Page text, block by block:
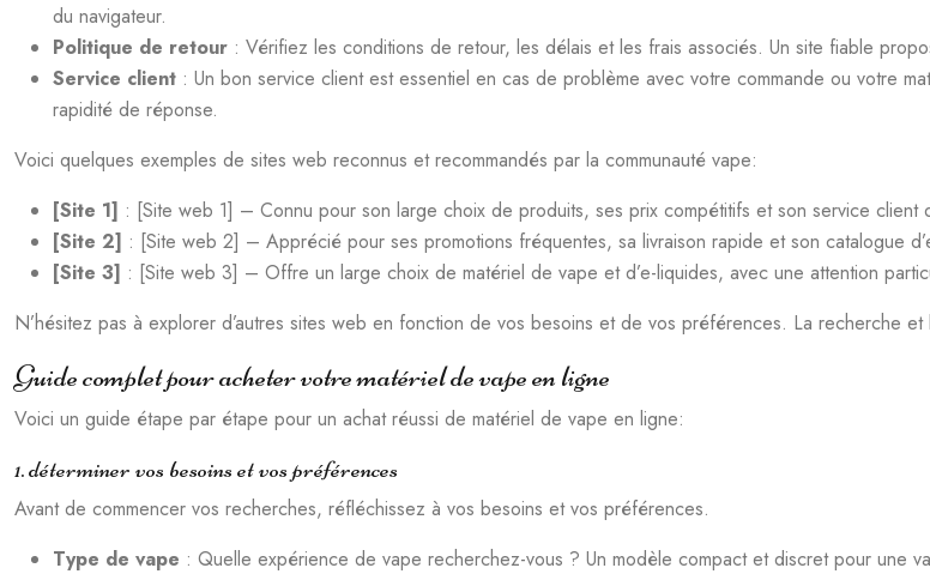
du navigateur.
Politique de retour : Vérifiez les conditions de retour, les délais et les frais associés. Un site fiable
Service client : Un bon service client est essentiel en cas de problème avec votre commande ou votre
rapidité de réponse.
Voici quelques exemples de sites web reconnus et recommandés par la communauté vape:
[Site 1] : [Site web 1] – Connu pour son large choix de produits, ses prix compétitifs et son service client
[Site 2] : [Site web 2] – Apprécié pour ses promotions fréquentes, sa livraison rapide et son catalogue
[Site 3] : [Site web 3] – Offre un large choix de matériel de vape et d’e-liquides, avec une attention
N’hésitez pas à explorer d’autres sites web en fonction de vos besoins et de vos préférences. La recherche
Guide complet pour acheter votre matériel de vape en ligne
Voici un guide étape par étape pour un achat réussi de matériel de vape en ligne:
1. déterminer vos besoins et vos préférences
Avant de commencer vos recherches, réfléchissez à vos besoins et vos préférences.
Type de vape : Quelle expérience de vape recherchez-vous ? Un modèle compact et discret pour une